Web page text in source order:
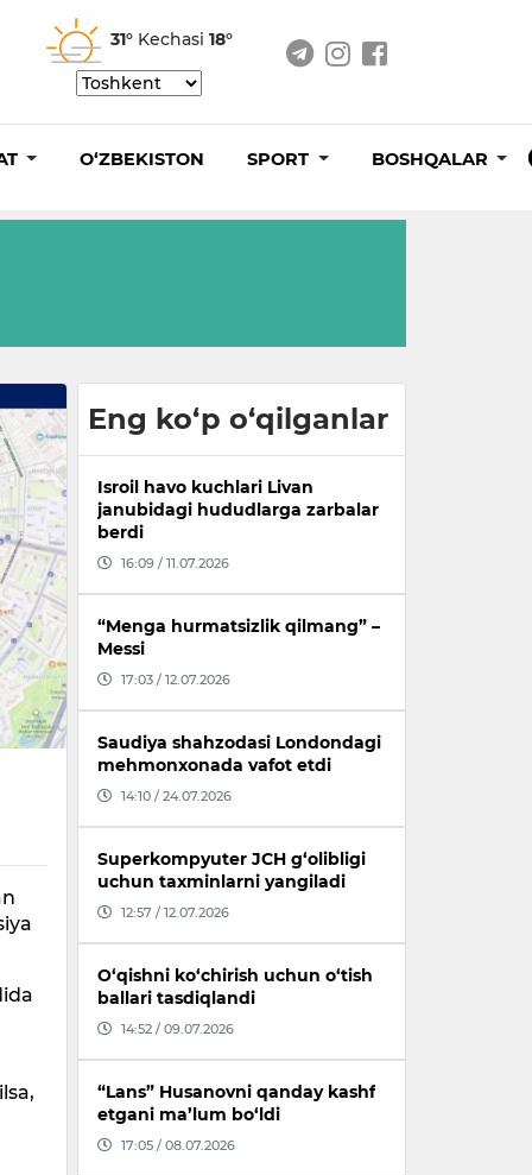
31° Kechasi 18°
O‘ZBEKISTON SPORT BOSHQALAR
Eng ko‘p o‘qilganlar
Isroil havo kuchlari Livan
janubidagi hududlarga zarbalar
berdi
16:09 / 11.07.2026
“Menga hurmatsizlik qilmang” –
Messi
17:03 / 12.07.2026
Saudiya shahzodasi Londondagi
mehmonxonada vafot etdi
14:10 / 24.07.2026
Superkompyuter JCH g‘olibligi
uchun taxminlarni yangiladi
12:57 / 12.07.2026
O‘qishni ko‘chirish uchun o‘tish
ballari tasdiqlandi
14:52 / 09.07.2026
“Lans” Husanovni qanday kashf
etgani ma’lum bo‘ldi
17:05 / 08.07.2026